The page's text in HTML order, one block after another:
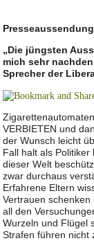
„Die jüngsten
mich sehr
Sprecher der
VERBIETEN und
der Wunsch leicht
Fall halt als
dieser Welt
zwar durchaus
Erfahrene Eltern
Vertrauen
all den
Wurzeln und Flügel
Strafen führen nicht